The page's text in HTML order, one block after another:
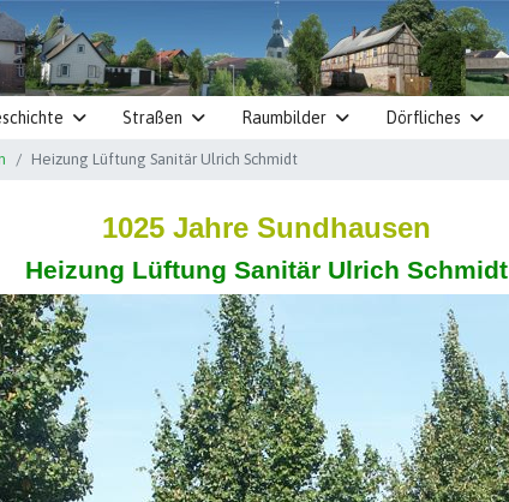
Straßen Raumbilder Dörfliches
Heizung Lüftung Sanitär Ulrich Schmidt
1025 Jahre Sundhausen
Heizung Lüftung Sanitär Ulrich Schmidt